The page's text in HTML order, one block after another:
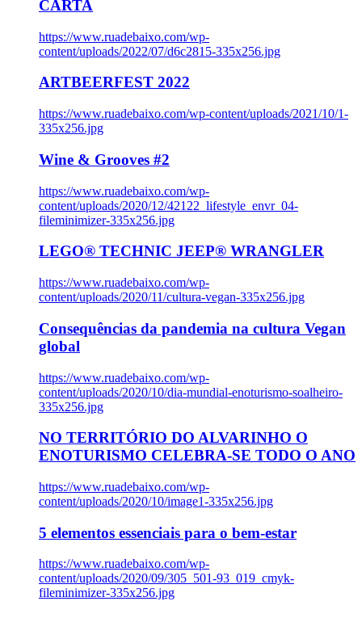
CARTA
https://www.ruadebaixo.com/wp-
content/uploads/2022/07/d6c2815-335x256.jpg
ARTBEERFEST 2022
https://www.ruadebaixo.com/wp-content/uploads/2021/10/1-
335x256.jpg
Wine & Grooves #2
https://www.ruadebaixo.com/wp-
content/uploads/2020/12/42122_lifestyle_envr_04-
fileminimizer-335x256.jpg
LEGO® TECHNIC JEEP® WRANGLER
https://www.ruadebaixo.com/wp-
content/uploads/2020/11/cultura-vegan-335x256.jpg
Consequências da pandemia na cultura Vegan
global
https://www.ruadebaixo.com/wp-
content/uploads/2020/10/dia-mundial-enoturismo-soalheiro-
335x256.jpg
NO TERRITÓRIO DO ALVARINHO O
ENOTURISMO CELEBRA-SE TODO O ANO
https://www.ruadebaixo.com/wp-
content/uploads/2020/10/image1-335x256.jpg
5 elementos essenciais para o bem-estar
https://www.ruadebaixo.com/wp-
content/uploads/2020/09/305_501-93_019_cmyk-
fileminimizer-335x256.jpg